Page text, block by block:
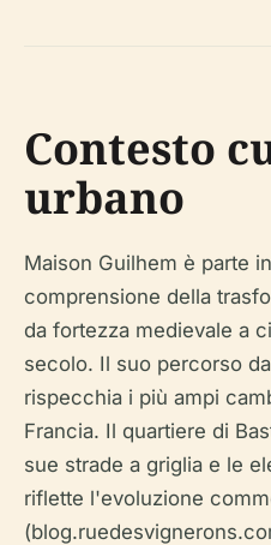
Contesto
urbano
Maison Guilhem è parte
comprensione della
da fortezza medievale a
secolo. Il suo percorso
rispecchia i più ampi
Francia. Il quartiere di
sue strade a griglia e le
riflette l'evoluzione